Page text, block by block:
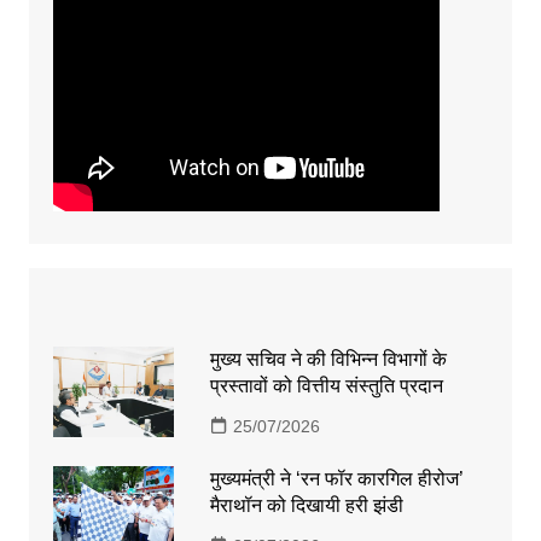
मुख्य सचिव ने की विभिन्न विभागों के
प्रस्तावों को वित्तीय संस्तुति प्रदान
25/07/2026
मुख्यमंत्री ने ‘रन फॉर कारगिल हीरोज’
मैराथॉन को दिखायी हरी झंडी